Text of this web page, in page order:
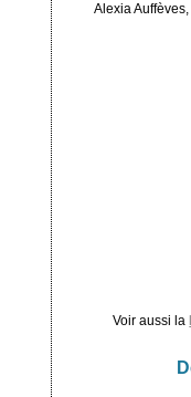
Alexia
Voir aussi la